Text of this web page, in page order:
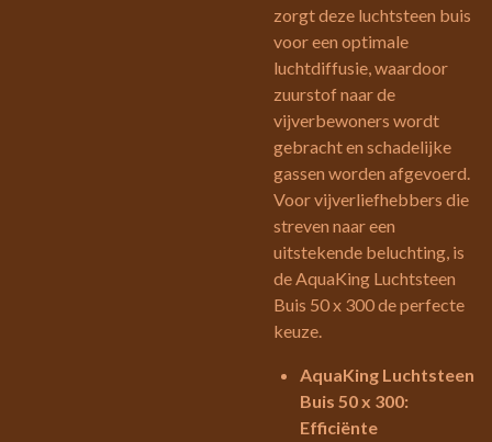
zorgt deze luchtsteen buis
voor een optimale
luchtdiffusie, waardoor
zuurstof naar de
vijverbewoners wordt
gebracht en schadelijke
gassen worden afgevoerd.
Voor vijverliefhebbers die
streven naar een
uitstekende beluchting, is
de AquaKing Luchtsteen
Buis 50 x 300 de perfecte
keuze.
AquaKing Luchtsteen
Buis 50 x 300:
Efficiënte